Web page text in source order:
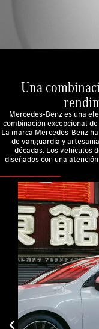
Una
Mercedes-Benz es una
combinación excepcional
La marca Mercedes-Benz
de vanguardia y
décadas. Los vehículos
diseñados con una